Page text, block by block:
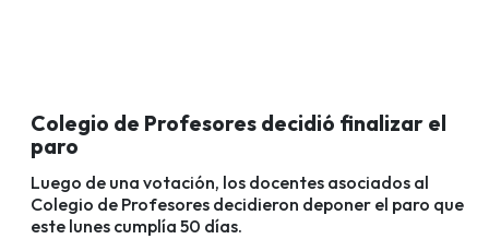
Colegio de Profesores decidió finalizar el
paro
Luego de una votación, los docentes asociados al
Colegio de Profesores decidieron deponer el paro que
este lunes cumplía 50 días.